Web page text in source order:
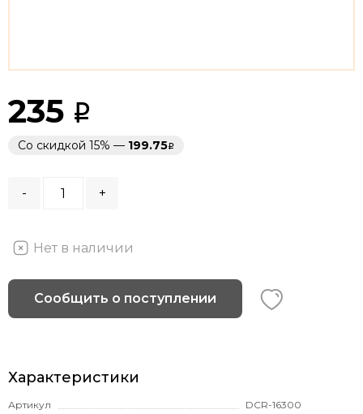
235
Со скидкой 15% — 199.75
- +
Нет в наличии
Сообщить о поступлении
Характеристики
Артикул DCR-16300